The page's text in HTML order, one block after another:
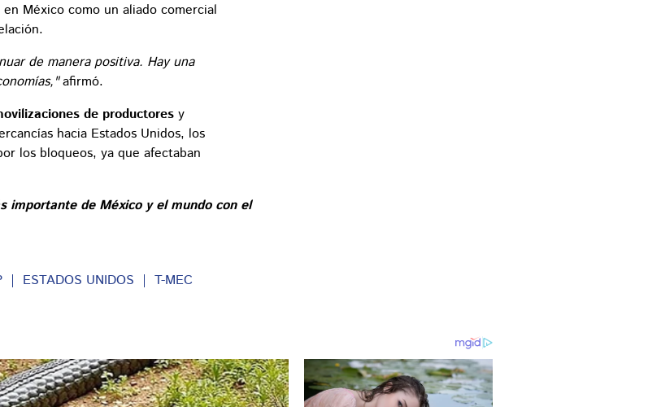
México como un aliado comercial
de manera positiva. Hay una
afirmó.
de productores y
hacia Estados Unidos, los
los bloqueos, ya que afectaban
importante de México y el mundo con el
ESTADOS UNIDOS T-MEC